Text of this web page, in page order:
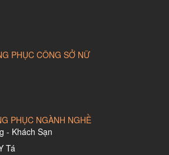
PHỤC CÔNG SỞ NỮ
PHỤC NGÀNH NGHỀ
- Khách Sạn
Tá